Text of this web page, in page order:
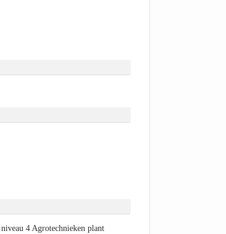
4 Agrotechnieken plant